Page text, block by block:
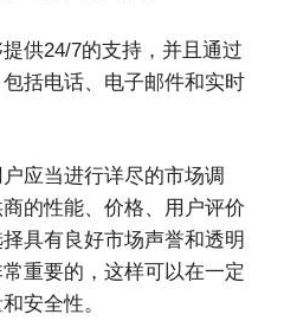
供24/7的支持，并且通过
括电话、电子邮件和实时
应当进行详尽的市场调
的性能、价格、用户评价
具有良好市场声誉和透明
重要的，这样可以在一定
安全性。